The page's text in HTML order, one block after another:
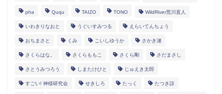
pha Ququ TAIZO TONO WildRiver荒川直人
いわきりなおと うぐいすみつる えらいてんちょう
おちまさと くみ こいしゆうか さかき漣
さくらはな。 さくらももこ さくら剛 さだまさし
さとうみつろう しまたけひと じゅえき太郎
すごい! 神様研究会 せきしろ たっく たつき諒